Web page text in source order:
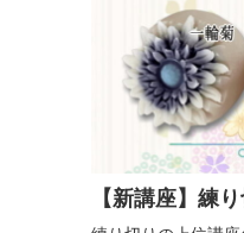
【新講座】練